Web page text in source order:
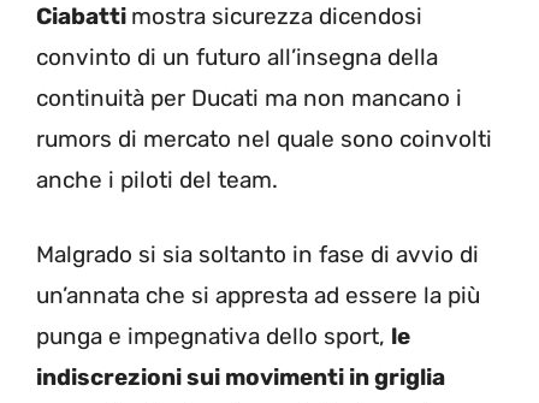
Ciabatti mostra sicurezza dicendosi
convinto di un futuro all’insegna della
continuità per Ducati ma non mancano i
rumors di mercato nel quale sono coinvolti
anche i piloti del team.
Malgrado si sia soltanto in fase di avvio di
un’annata che si appresta ad essere la più
punga e impegnativa dello sport, le
indiscrezioni sui movimenti in griglia